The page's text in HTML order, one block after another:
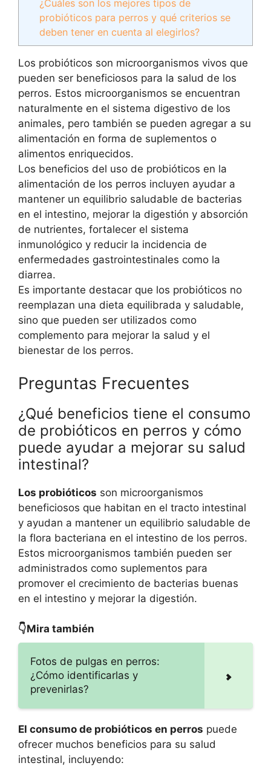
¿Cuáles son los mejores tipos de
probióticos para perros y qué criterios se
deben tener en cuenta al elegirlos?
Los probióticos son microorganismos vivos que
pueden ser beneficiosos para la salud de los
perros. Estos microorganismos se encuentran
naturalmente en el sistema digestivo de los
animales, pero también se pueden agregar a su
alimentación en forma de suplementos o
alimentos enriquecidos.
Los beneficios del uso de probióticos en la
alimentación de los perros incluyen ayudar a
mantener un equilibrio saludable de bacterias
en el intestino, mejorar la digestión y absorción
de nutrientes, fortalecer el sistema
inmunológico y reducir la incidencia de
enfermedades gastrointestinales como la
diarrea.
Es importante destacar que los probióticos no
reemplazan una dieta equilibrada y saludable,
sino que pueden ser utilizados como
complemento para mejorar la salud y el
bienestar de los perros.
Preguntas Frecuentes
¿Qué beneficios tiene el consumo
de probióticos en perros y cómo
puede ayudar a mejorar su salud
intestinal?
Los probióticos son microorganismos
beneficiosos que habitan en el tracto intestinal
y ayudan a mantener un equilibrio saludable de
la flora bacteriana en el intestino de los perros.
Estos microorganismos también pueden ser
administrados como suplementos para
promover el crecimiento de bacterias buenas
en el intestino y mejorar la digestión.
👇Mira también
Fotos de pulgas en perros:
¿Cómo identificarlas y
prevenirlas?
El consumo de probióticos en perros puede
ofrecer muchos beneficios para su salud
intestinal, incluyendo: